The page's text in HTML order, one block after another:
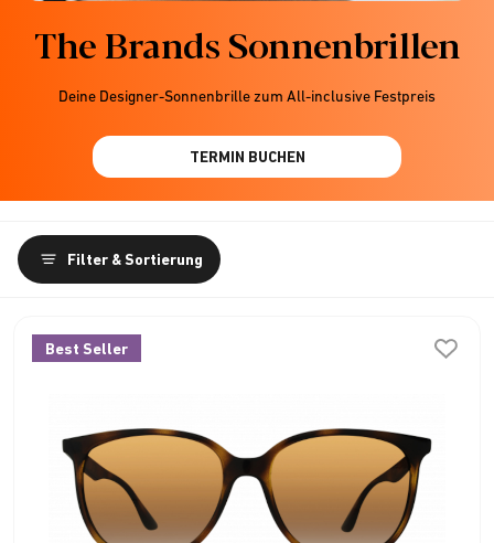
The Brands Sonnenbrillen
Deine Designer-Sonnenbrille zum All-inclusive Festpreis
TERMIN BUCHEN
Filter & Sortierung
Best Seller